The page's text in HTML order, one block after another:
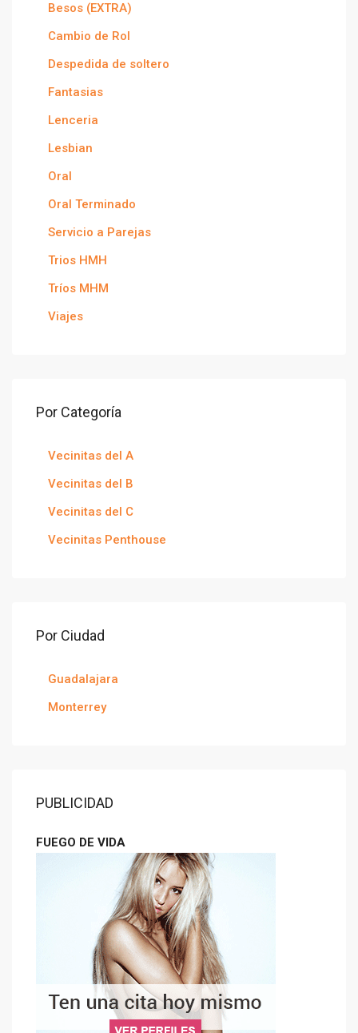
Besos (EXTRA)
Cambio de Rol
Despedida de soltero
Fantasias
Lenceria
Lesbian
Oral
Oral Terminado
Servicio a Parejas
Trios HMH
Tríos MHM
Viajes
Por Categoría
Vecinitas del A
Vecinitas del B
Vecinitas del C
Vecinitas Penthouse
Por Ciudad
Guadalajara
Monterrey
PUBLICIDAD
FUEGO DE VIDA